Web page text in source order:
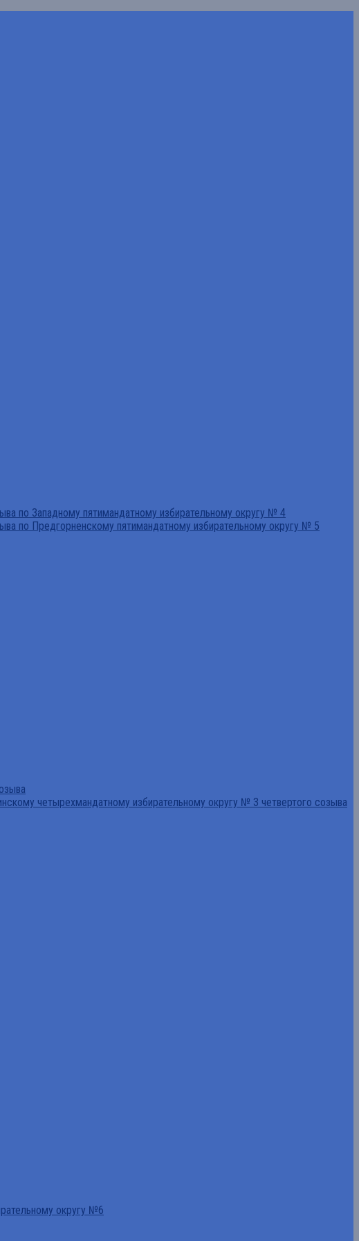
по Западному пятимандатному избирательному округу № 4
по Предгорненскому пятимандатному избирательному округу № 5
четырехмандатному избирательному округу № 3 четвертого созыва
округу №6